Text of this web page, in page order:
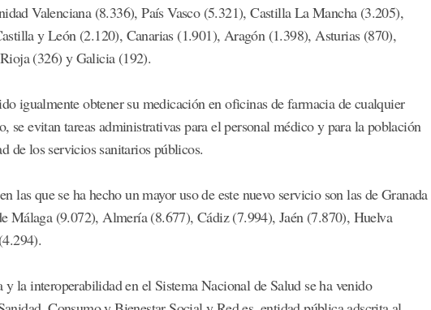
Valenciana (8.336), País Vasco (5.321), Castilla La Mancha (3.205),
y León (2.120), Canarias (1.901), Aragón (1.398), Asturias (870),
(326) y Galicia (192).
igualmente obtener su medicación en oficinas de farmacia de cualquier
se evitan tareas administrativas para el personal médico y para la población
de los servicios sanitarios públicos.
las que se ha hecho un mayor uso de este nuevo servicio son las de Granada
Málaga (9.072), Almería (8.677), Cádiz (7.994), Jaén (7.870), Huelva
y la interoperabilidad en el Sistema Nacional de Salud se ha venido